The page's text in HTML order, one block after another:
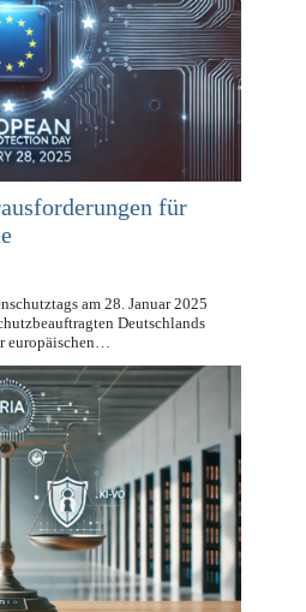
für
am 28. Januar 2025
Deutschlands
europäischen…